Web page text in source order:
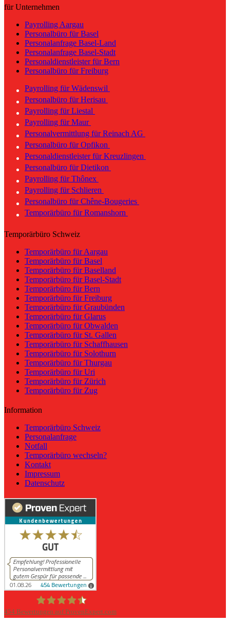
für Unternehmen
Payrolling Aargau
Personalbüro für Basel
Personalanfrage Basel-Land
Personalanfrage Basel-Stadt
Personaldienstleister für Bern
Personalbüro für Freiburg
Payrolling für Wädenswil
Personalbüro für Herisau
Payrolling für Liestal
Payrolling für Maur
Personalvermittlung für Reinach AG
Personalbüro für Opfikon
Personaldienstleister für Kreuzlingen
Personalbüro für Dietikon
Payrolling für Thônex
Payrolling für Schlieren
Personalbüro für Chêne-Bougeries
Temporärbüro für Romanshorn
Temporärbüro Schweiz
Temporärbüro für Aargau
Temporärbüro für Basel
Temporärbüro für Baselland
Temporärbüro für Basel-Stadt
Temporärbüro für Bern
Temporärbüro für Freiburg
Temporärbüro für Graubünden
Temporärbüro für Glarus
Temporärbüro für Obwalden
Temporärbüro für St. Gallen
Temporärbüro für Schaffhausen
Temporärbüro für Solothurn
Temporärbüro für Thurgau
Temporärbüro für Uri
Temporärbüro für Zürich
Temporärbüro für Zug
Information
Temporärbüro Schweiz
Personalanfrage
Notfall
Temporärbüro wechseln?
Kontakt
Impressum
Datenschutz
454 Bewertungen auf ProvenExpert.com